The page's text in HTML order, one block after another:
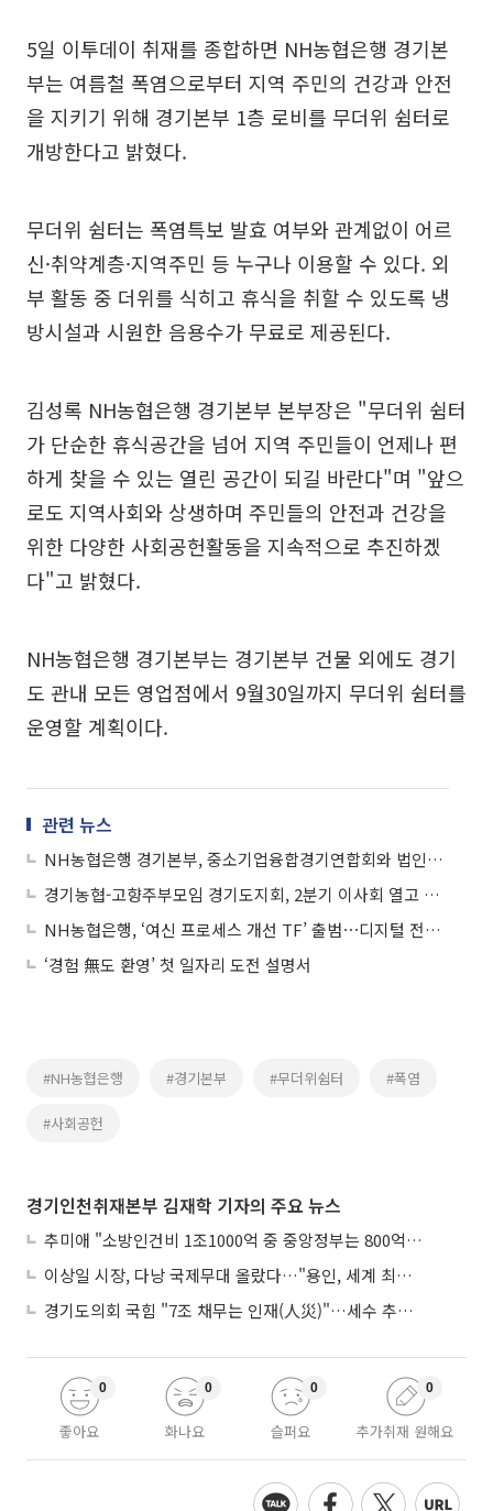
5일 이투데이 취재를 종합하면 NH농협은행 경기본
부는 여름철 폭염으로부터 지역 주민의 건강과 안전
을 지키기 위해 경기본부 1층 로비를 무더위 쉼터로
개방한다고 밝혔다.
무더위 쉼터는 폭염특보 발효 여부와 관계없이 어르
신·취약계층·지역주민 등 누구나 이용할 수 있다. 외
부 활동 중 더위를 식히고 휴식을 취할 수 있도록 냉
방시설과 시원한 음용수가 무료로 제공된다.
김성록 NH농협은행 경기본부 본부장은 "무더위 쉼터
가 단순한 휴식공간을 넘어 지역 주민들이 언제나 편
하게 찾을 수 있는 열린 공간이 되길 바란다"며 "앞으
로도 지역사회와 상생하며 주민들의 안전과 건강을
위한 다양한 사회공헌활동을 지속적으로 추진하겠
다"고 밝혔다.
NH농협은행 경기본부는 경기본부 건물 외에도 경기
도 관내 모든 영업점에서 9월30일까지 무더위 쉼터를
운영할 계획이다.
관련 뉴스
NH농협은행 경기본부, 중소기업융합경기연합회와 법인제휴카드 협약
경기농협-고향주부모임 경기도지회, 2분기 이사회 열고 사회공헌 활성화 논의
NH농협은행, ‘여신 프로세스 개선 TF’ 출범⋯디지털 전환 속도
‘경험 無도 환영’ 첫 일자리 도전 설명서
#NH농협은행 #경기본부 #무더위쉼터 #폭염
#사회공헌
경기인천취재본부 김재학 기자의 주요 뉴스
추미애 "소방인건비 1조1000억 중 중앙정부는 800억뿐"
이상일 시장, 다낭 국제무대 올랐다…"용인, 세계 최대 반도체 도시 된다"
경기도의회 국힘 "7조 채무는 인재(人災)"…세수 추계 조작 의혹 제기
좋아요
0
화나요
0
슬퍼요
0
추가취재 원해요
0